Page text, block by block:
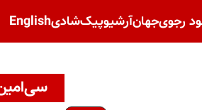
رجویجهانآرشیوپیک‌شادیEnglish